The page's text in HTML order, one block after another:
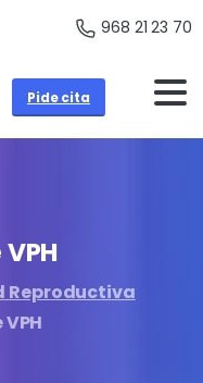
968 21 23 70
Pide cita
VPH
Reproductiva